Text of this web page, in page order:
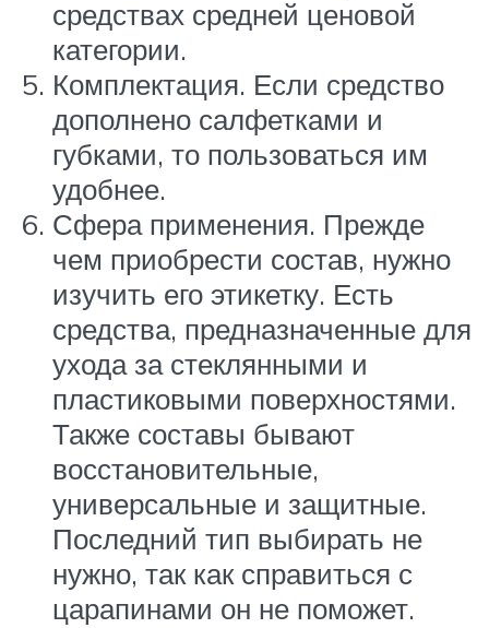
средствах средней ценовой
категории.
Комплектация. Если средство
дополнено салфетками и
губками, то пользоваться им
удобнее.
Сфера применения. Прежде
чем приобрести состав, нужно
изучить его этикетку. Есть
средства, предназначенные для
ухода за стеклянными и
пластиковыми поверхностями.
Также составы бывают
восстановительные,
универсальные и защитные.
Последний тип выбирать не
нужно, так как справиться с
царапинами он не поможет.